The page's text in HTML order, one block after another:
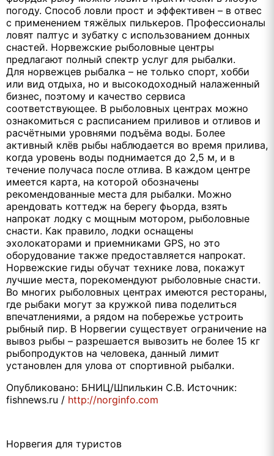
погоду. Способ ловли прост и эффективен – в отвес
с применением тяжёлых пилькеров. Профессионалы
ловят палтус и зубатку с использованием донных
снастей. Норвежские рыболовные центры
предлагают полный спектр услуг для рыбалки.
Для норвежцев рыбалка – не только спорт, хобби
или вид отдыха, но и высокодоходный налаженный
бизнес, поэтому и качество сервиса
соответствующее. В рыболовных центрах можно
ознакомиться с расписанием приливов и отливов и
расчётными уровнями подъёма воды. Более
активный клёв рыбы наблюдается во время прилива,
когда уровень воды поднимается до 2,5 м, и в
течение получаса после отлива. В каждом центре
имеется карта, на которой обозначены
рекомендованные места для рыбалки. Можно
арендовать коттедж на берегу фьорда, взять
напрокат лодку с мощным мотором, рыболовные
снасти. Как правило, лодки оснащены
эхолокаторами и приемниками GPS, но это
оборудование также предоставляется напрокат.
Норвежские гиды обучат технике лова, покажут
лучшие места, порекомендуют рыболовные снасти.
Во многих рыболовных центрах имеются рестораны,
где рыбаки могут за кружкой пива поделиться
впечатлениями, а рядом на побережье устроить
рыбный пир. В Норвегии существует ограничение на
вывоз рыбы – разрешается вывозить не более 15 кг
рыбопродуктов на человека, данный лимит
установлен для улова от спортивной рыбалки.
Опубликовано: БНИЦ/Шпилькин С.В. Источник:
fishnews.ru / http://norginfo.com
Норвегия для туристов